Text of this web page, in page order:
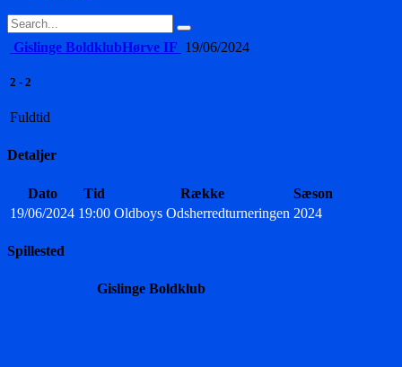
Gislinge BoldklubHørve IF 19/06/2024
2 - 2
Fuldtid
Detaljer
Dato Tid Række
Sæson
19/06/2024 19:00 Oldboys Odsherredturneringen 2024
Spillested
Gislinge Boldklub